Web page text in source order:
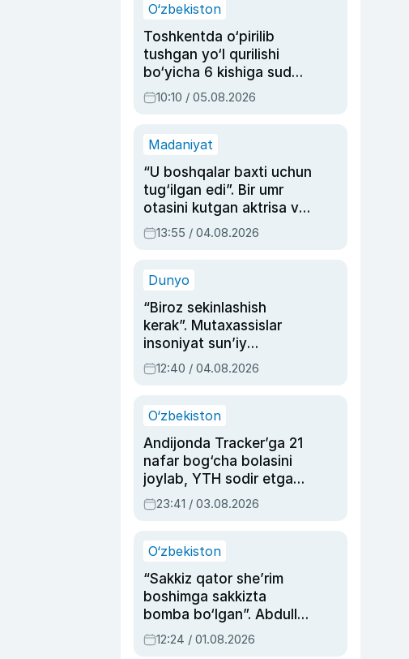
O‘zbekiston
Toshkentda o‘pirilib
tushgan yo‘l qurilishi
bo‘yicha 6 kishiga sud
hukmi o‘qildi
10:10 / 05.08.2026
Madaniyat
“U boshqalar baxti uchun
tug‘ilgan edi”. Bir umr
otasini kutgan aktrisa va
dublyaj ustasi Rimma
Ahmedovaning
13:55 / 04.08.2026
Dunyo
“Biroz sekinlashish
kerak”. Mutaxassislar
insoniyat sun’iy
intellektni boshqara
olmay qolishidan xavotir
12:40 / 04.08.2026
O‘zbekiston
Andijonda Tracker’ga 21
nafar bog‘cha bolasini
joylab, YTH sodir etgan
ayolga sud hukmi o‘qildi
23:41 / 03.08.2026
O‘zbekiston
“Sakkiz qator she’rim
boshimga sakkizta
bomba bo‘lgan”. Abdulla
Oripovni siyosiy
ayblovlardan asrab
12:24 / 01.08.2026